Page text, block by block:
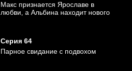
Макс признается Ярославе в
любви, а Альбина находит нового
Серия 64
Парное свидание с подвохом